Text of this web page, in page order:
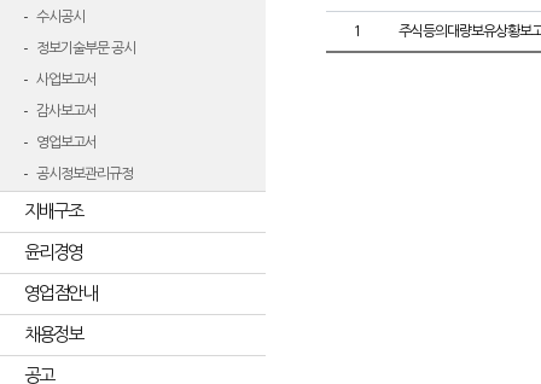
수시공시
정보기술부문 공시
사업보고서
감사보고서
영업보고서
공시정보관리규정
지배구조
윤리경영
영업점안내
채용정보
공고
1 주식등의대량보유상황보